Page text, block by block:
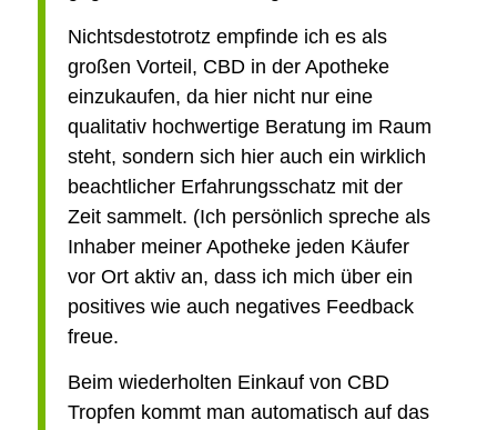
Nichtsdestotrotz empfinde ich es als
großen Vorteil, CBD in der Apotheke
einzukaufen, da hier nicht nur eine
qualitativ hochwertige Beratung im Raum
steht, sondern sich hier auch ein wirklich
beachtlicher Erfahrungsschatz mit der
Zeit sammelt. (Ich persönlich spreche als
Inhaber meiner Apotheke jeden Käufer
vor Ort aktiv an, dass ich mich über ein
positives wie auch negatives Feedback
freue.
Beim wiederholten Einkauf von CBD
Tropfen kommt man automatisch auf das